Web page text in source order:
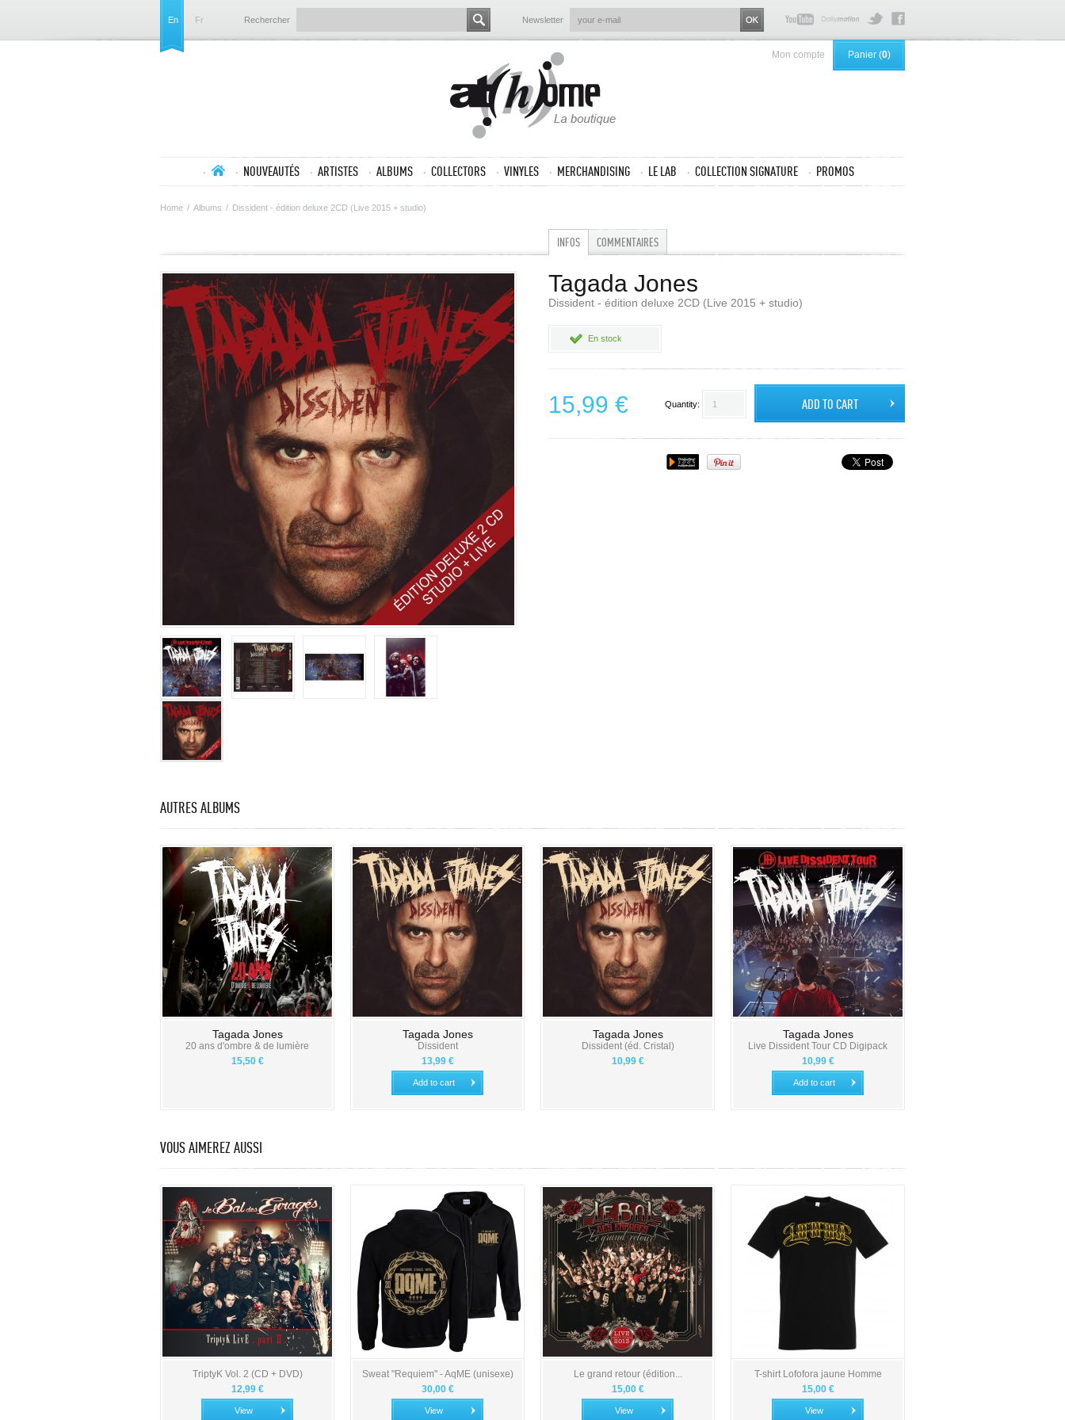
En Fr Rechercher Newsletter
Mon compte Panier (0)
NOUVEAUTÉS ARTISTES ALBUMS COLLECTORS VINYLES MERCHANDISING LE LAB COLLECTION SIGNATURE PROMOS
Home / Albums / Dissident - édition deluxe 2CD (Live 2015 + studio)
INFOS COMMENTAIRES
Tagada Jones
Dissident - édition deluxe 2CD (Live 2015 + studio)
En stock
Quantity:
15,99 €
AUTRES ALBUMS
Tagada Jones
20 ans d'ombre & de lumière
15,50 €
Tagada Jones
Dissident
13,99 €
Add to cart
Tagada Jones
Dissident (éd. Cristal)
10,99 €
Tagada Jones
Live Dissident Tour CD Digipack
10,99 €
Add to cart
VOUS AIMEREZ AUSSI
TriptyK Vol. 2 (CD + DVD)
12,99 €
View
Sweat "Requiem" - AqME (unisexe)
30,00 €
View
Le grand retour (édition...
15,00 €
View
T-shirt Lofofora jaune Homme
15,00 €
View